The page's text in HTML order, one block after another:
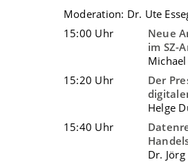
Moderation: Dr. Ute
15:00 Uhr
Neue
im SZ-
15:20 Uhr
Der
Helge
15:40 Uhr
Dr.